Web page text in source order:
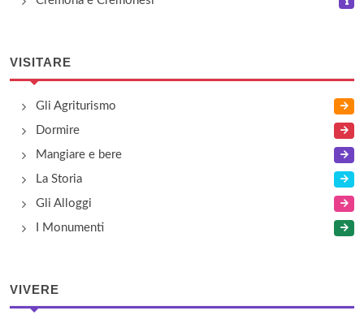
VISITARE
Gli Agriturismo
Dormire
Mangiare e bere
La Storia
Gli Alloggi
I Monumenti
VIVERE